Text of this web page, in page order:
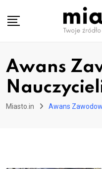
Awans
Miasto.in Awans